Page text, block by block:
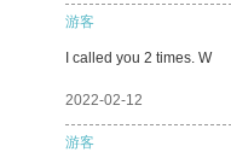
游客
I called you 2 times. W
2022-02-12
游客